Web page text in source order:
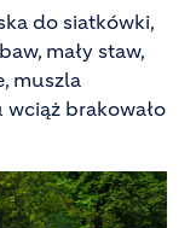
do siatkówki,
mały staw,
muszla
brakowało